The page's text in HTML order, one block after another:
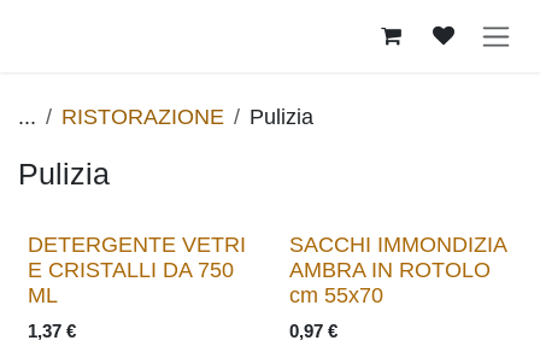
... RISTORAZIONE Pulizia
Pulizia
DETERGENTE VETRI
E CRISTALLI DA 750
ML
1,37 €
SACCHI IMMONDIZIA
AMBRA IN ROTOLO
cm 55x70
0,97€